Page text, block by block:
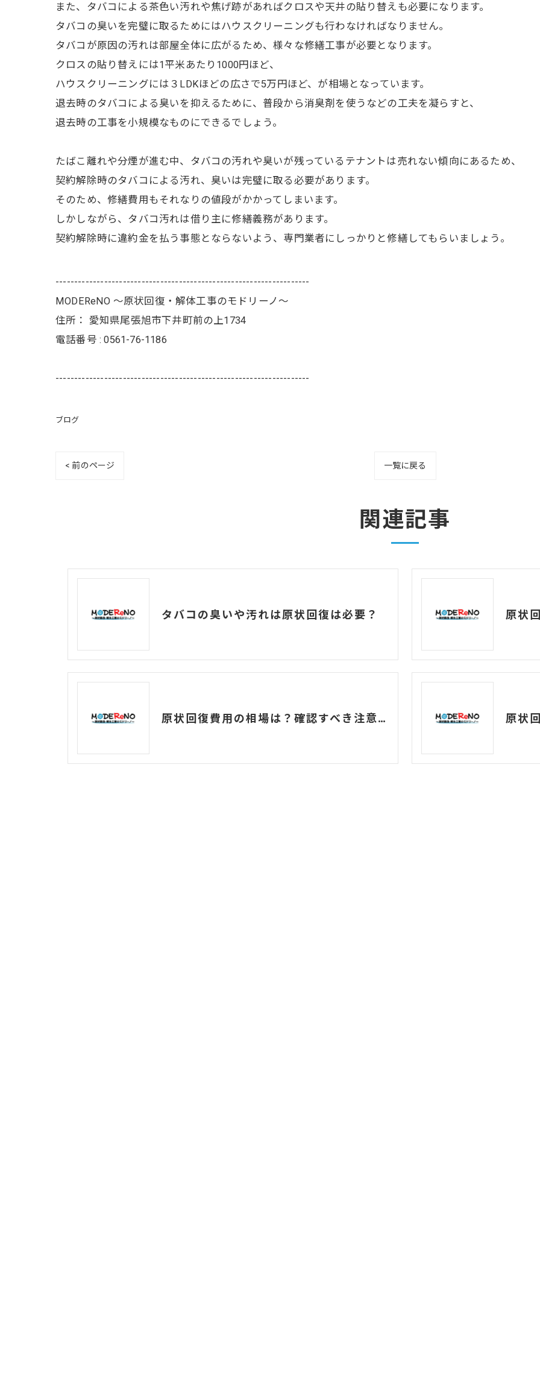
また、タバコによる茶色い汚れや焦げ跡があればクロスや天井の貼り替えも必要になります。
タバコの臭いを完璧に取るためにはハウスクリーニングも行わなければなりません。
タバコが原因の汚れは部屋全体に広がるため、様々な修繕工事が必要となります。
クロスの貼り替えには1平米あたり1000円ほど、
ハウスクリーニングには３LDKほどの広さで5万円ほど、が相場となっています。
退去時のタバコによる臭いを抑えるために、普段から消臭剤を使うなどの工夫を凝らすと、
退去時の工事を小規模なものにできるでしょう。
たばこ離れや分煙が進む中、タバコの汚れや臭いが残っているテナントは売れない傾向にあるため、
契約解除時のタバコによる汚れ、臭いは完璧に取る必要があります。
そのため、修繕費用もそれなりの値段がかかってしまいます。
しかしながら、タバコ汚れは借り主に修繕義務があります。
契約解除時に違約金を払う事態とならないよう、専門業者にしっかりと修繕してもらいましょう。
--------------------------------------------------------------------
MODEReNO ～原状回復・解体工事のモドリーノ～
住所： 愛知県尾張旭市下井町前の上1734
電話番号 :0561-76-1186
--------------------------------------------------------------------
ブログ
< 前のページ 一覧に戻る
関連記事
タバコの臭いや汚れは原状回復は必要？
原状回復費用の相場は？確認すべき注意点とトラブル事例